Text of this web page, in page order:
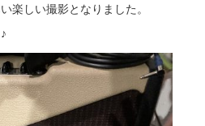
楽しい撮影となりました。